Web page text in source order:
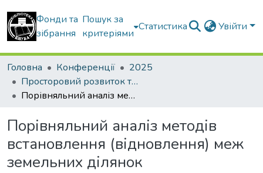
Фонди та
зібрання
Пошук за
критеріями
Статистика Увійти
Головна Конференції
2025
Просторовий розвиток територій: Традиції та інновації
Порівняльний аналіз методів встановлення (відновлення) меж земельних ділянок
Порівняльний аналіз методів
встановлення (відновлення) меж
земельних ділянок